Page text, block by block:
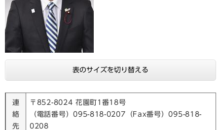
表のサイズを切り替える
連
絡
先
〒852-8024 花園町1番18号
（電話番号）095-818-0207（Fax番号）095-818-
0208